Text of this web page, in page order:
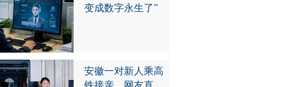
变成数字永生了”
安徽一对新人乘高